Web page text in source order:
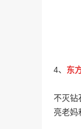
4、 东
不灭钻
亮老妈